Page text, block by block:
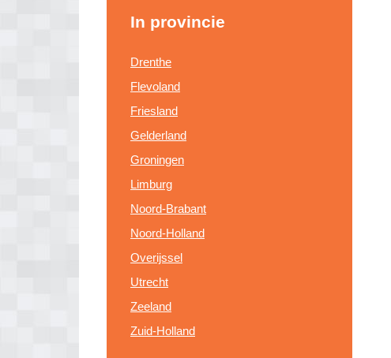
In provincie
Drenthe
Flevoland
Friesland
Gelderland
Groningen
Limburg
Noord-Brabant
Noord-Holland
Overijssel
Utrecht
Zeeland
Zuid-Holland